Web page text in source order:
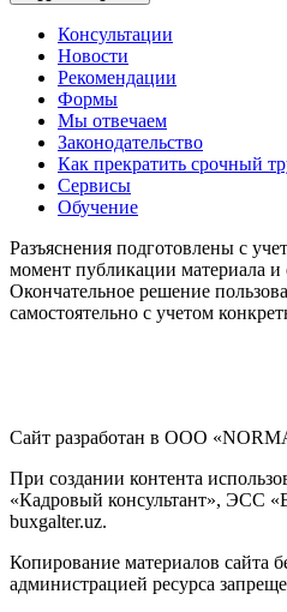
Консультации
Новости
Рекомендации
Формы
Мы отвечаем
Законодательство
Как прекратить срочный
Сервисы
Обучение
Разъяснения подготовлены с
момент публикации материала
Окончательное решение
самостоятельно с учетом
Сайт разработан в ООО
При создании контента
«Кадровый консультант», ЭСС
buxgalter.uz.
Копирование материалов сайта
администрацией ресурса